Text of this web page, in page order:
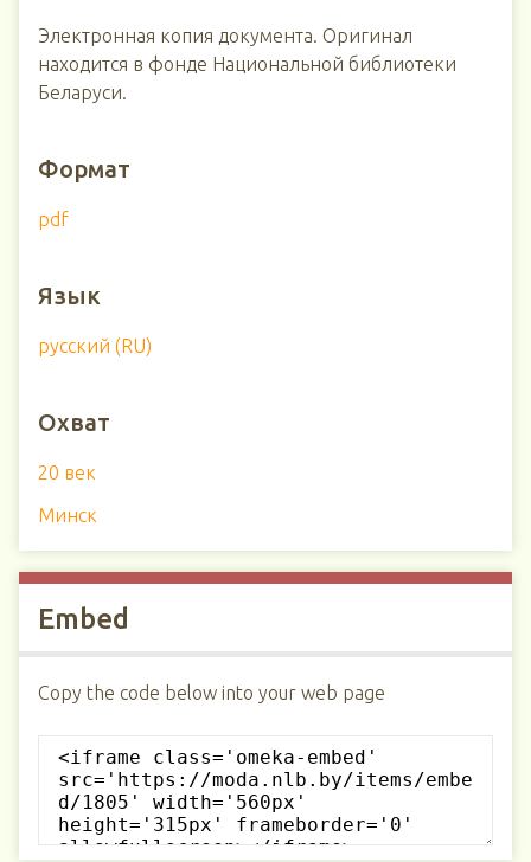
Электронная копия документа. Оригинал
находится в фонде Национальной библиотеки
Беларуси.
Формат
pdf
Язык
русский (RU)
Охват
20 век
Минск
Embed
Copy the code below into your web page